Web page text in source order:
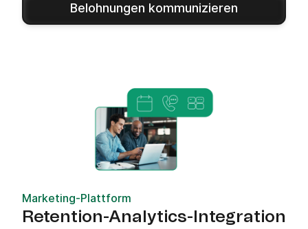
Belohnungen kommunizieren
Marketing-Plattform
Retention-Analytics-Integration